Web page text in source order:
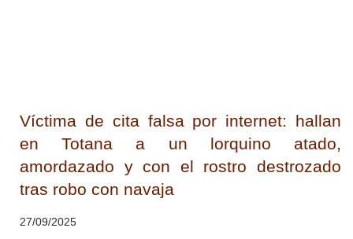
Víctima de cita falsa por internet: hallan
en Totana a un lorquino atado,
amordazado y con el rostro destrozado
tras robo con navaja
27/09/2025